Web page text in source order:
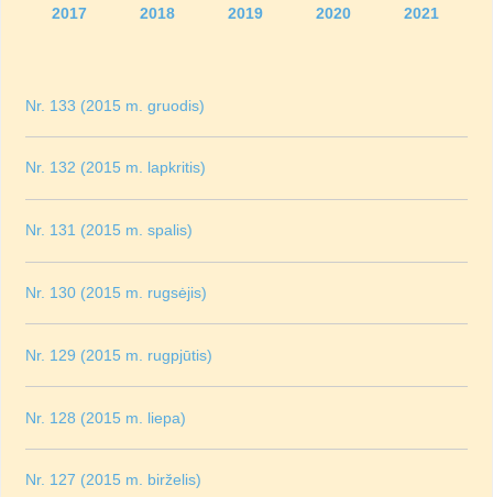
2017 2018 2019 2020 2021
Nr. 133 (2015 m. gruodis)
Nr. 132 (2015 m. lapkritis)
Nr. 131 (2015 m. spalis)
Nr. 130 (2015 m. rugsėjis)
Nr. 129 (2015 m. rugpjūtis)
Nr. 128 (2015 m. liepa)
Nr. 127 (2015 m. birželis)